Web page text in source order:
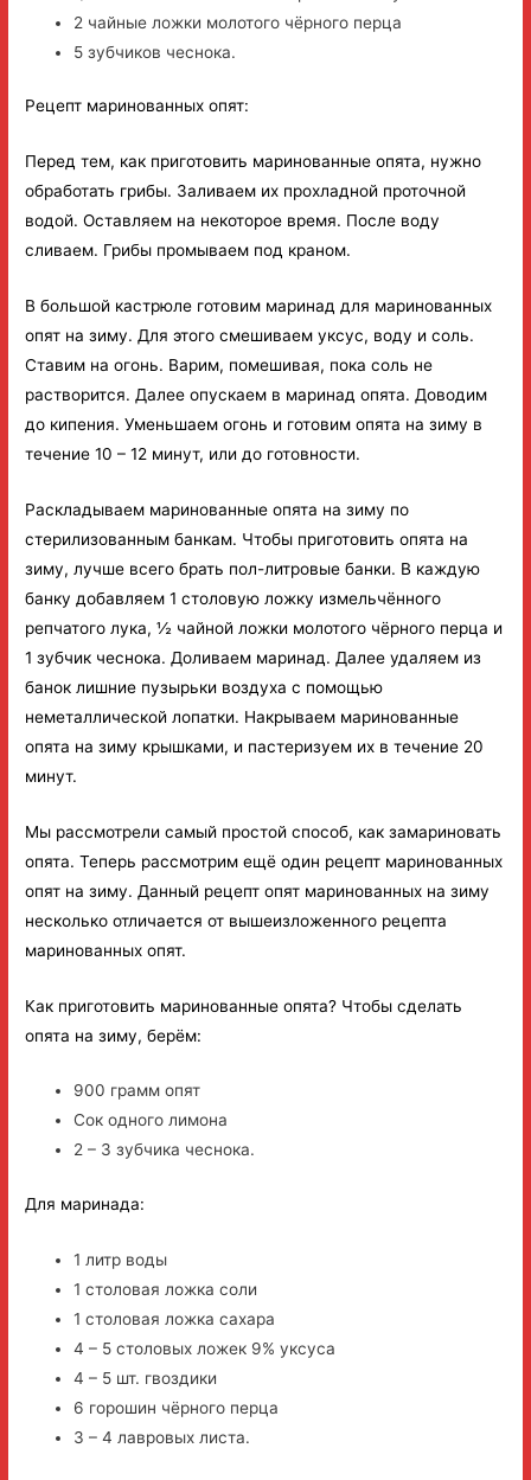
2 чайные ложки молотого чёрного перца
5 зубчиков чеснока.
Рецепт маринованных опят:
Перед тем, как приготовить маринованные опята, нужно
обработать грибы. Заливаем их прохладной проточной
водой. Оставляем на некоторое время. После воду
сливаем. Грибы промываем под краном.
В большой кастрюле готовим маринад для маринованных
опят на зиму. Для этого смешиваем уксус, воду и соль.
Ставим на огонь. Варим, помешивая, пока соль не
растворится. Далее опускаем в маринад опята. Доводим
до кипения. Уменьшаем огонь и готовим опята на зиму в
течение 10 – 12 минут, или до готовности.
Раскладываем маринованные опята на зиму по
стерилизованным банкам. Чтобы приготовить опята на
зиму, лучше всего брать пол-литровые банки. В каждую
банку добавляем 1 столовую ложку измельчённого
репчатого лука, ½ чайной ложки молотого чёрного перца и
1 зубчик чеснока. Доливаем маринад. Далее удаляем из
банок лишние пузырьки воздуха с помощью
неметаллической лопатки. Накрываем маринованные
опята на зиму крышками, и пастеризуем их в течение 20
минут.
Мы рассмотрели самый простой способ, как замариновать
опята. Теперь рассмотрим ещё один рецепт маринованных
опят на зиму. Данный рецепт опят маринованных на зиму
несколько отличается от вышеизложенного рецепта
маринованных опят.
Как приготовить маринованные опята? Чтобы сделать
опята на зиму, берём:
900 грамм опят
Сок одного лимона
2 – 3 зубчика чеснока.
Для маринада:
1 литр воды
1 столовая ложка соли
1 столовая ложка сахара
4 – 5 столовых ложек 9% уксуса
4 – 5 шт. гвоздики
6 горошин чёрного перца
3 – 4 лавровых листа.